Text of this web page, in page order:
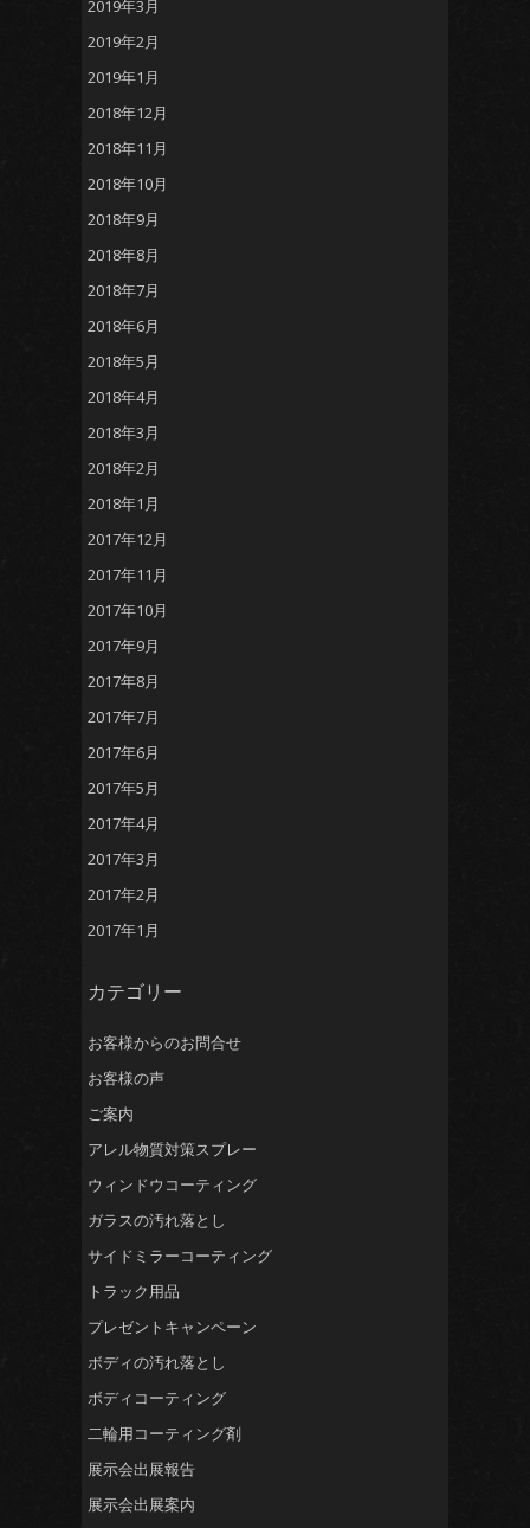
2019年3月
2019年2月
2019年1月
2018年12月
2018年11月
2018年10月
2018年9月
2018年8月
2018年7月
2018年6月
2018年5月
2018年4月
2018年3月
2018年2月
2018年1月
2017年12月
2017年11月
2017年10月
2017年9月
2017年8月
2017年7月
2017年6月
2017年5月
2017年4月
2017年3月
2017年2月
2017年1月
カテゴリー
お客様からのお問合せ
お客様の声
ご案内
アレル物質対策スプレー
ウィンドウコーティング
ガラスの汚れ落とし
サイドミラーコーティング
トラック用品
プレゼントキャンペーン
ボディの汚れ落とし
ボディコーティング
二輪用コーティング剤
展示会出展報告
展示会出展案内